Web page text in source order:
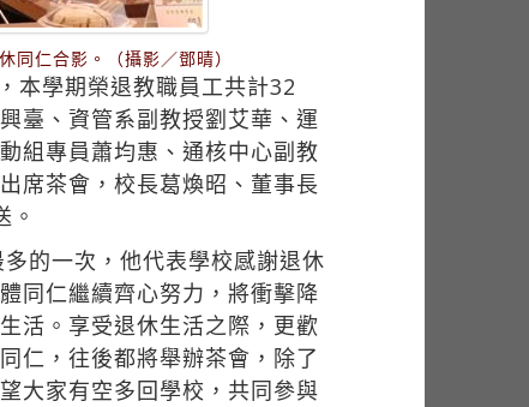
仁合影。（攝影／鄧晴）
本學期榮退教職員工共計32
臺、資管系副教授劉艾華、運
組專員蕭均惠、通核中心副教
席茶會，校長葛煥昭、董事長
的一次，他代表學校感謝退休
同仁繼續齊心努力，將衝擊降
活。享受退休生活之際，更歡
仁，往後都將舉辦茶會，除了
大家有空多回學校，共同參與